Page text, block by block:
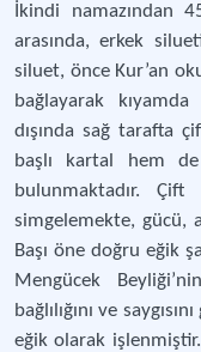
İkindi namazından
arasında, erkek
siluet, önce Kur’an
bağlayarak
dışında sağ tarafta
başlı kartal hem
bulunmaktadır. Çift
simgelemekte, gücü,
Başı öne doğru eğik
Mengücek
bağlılığını ve
eğik olarak